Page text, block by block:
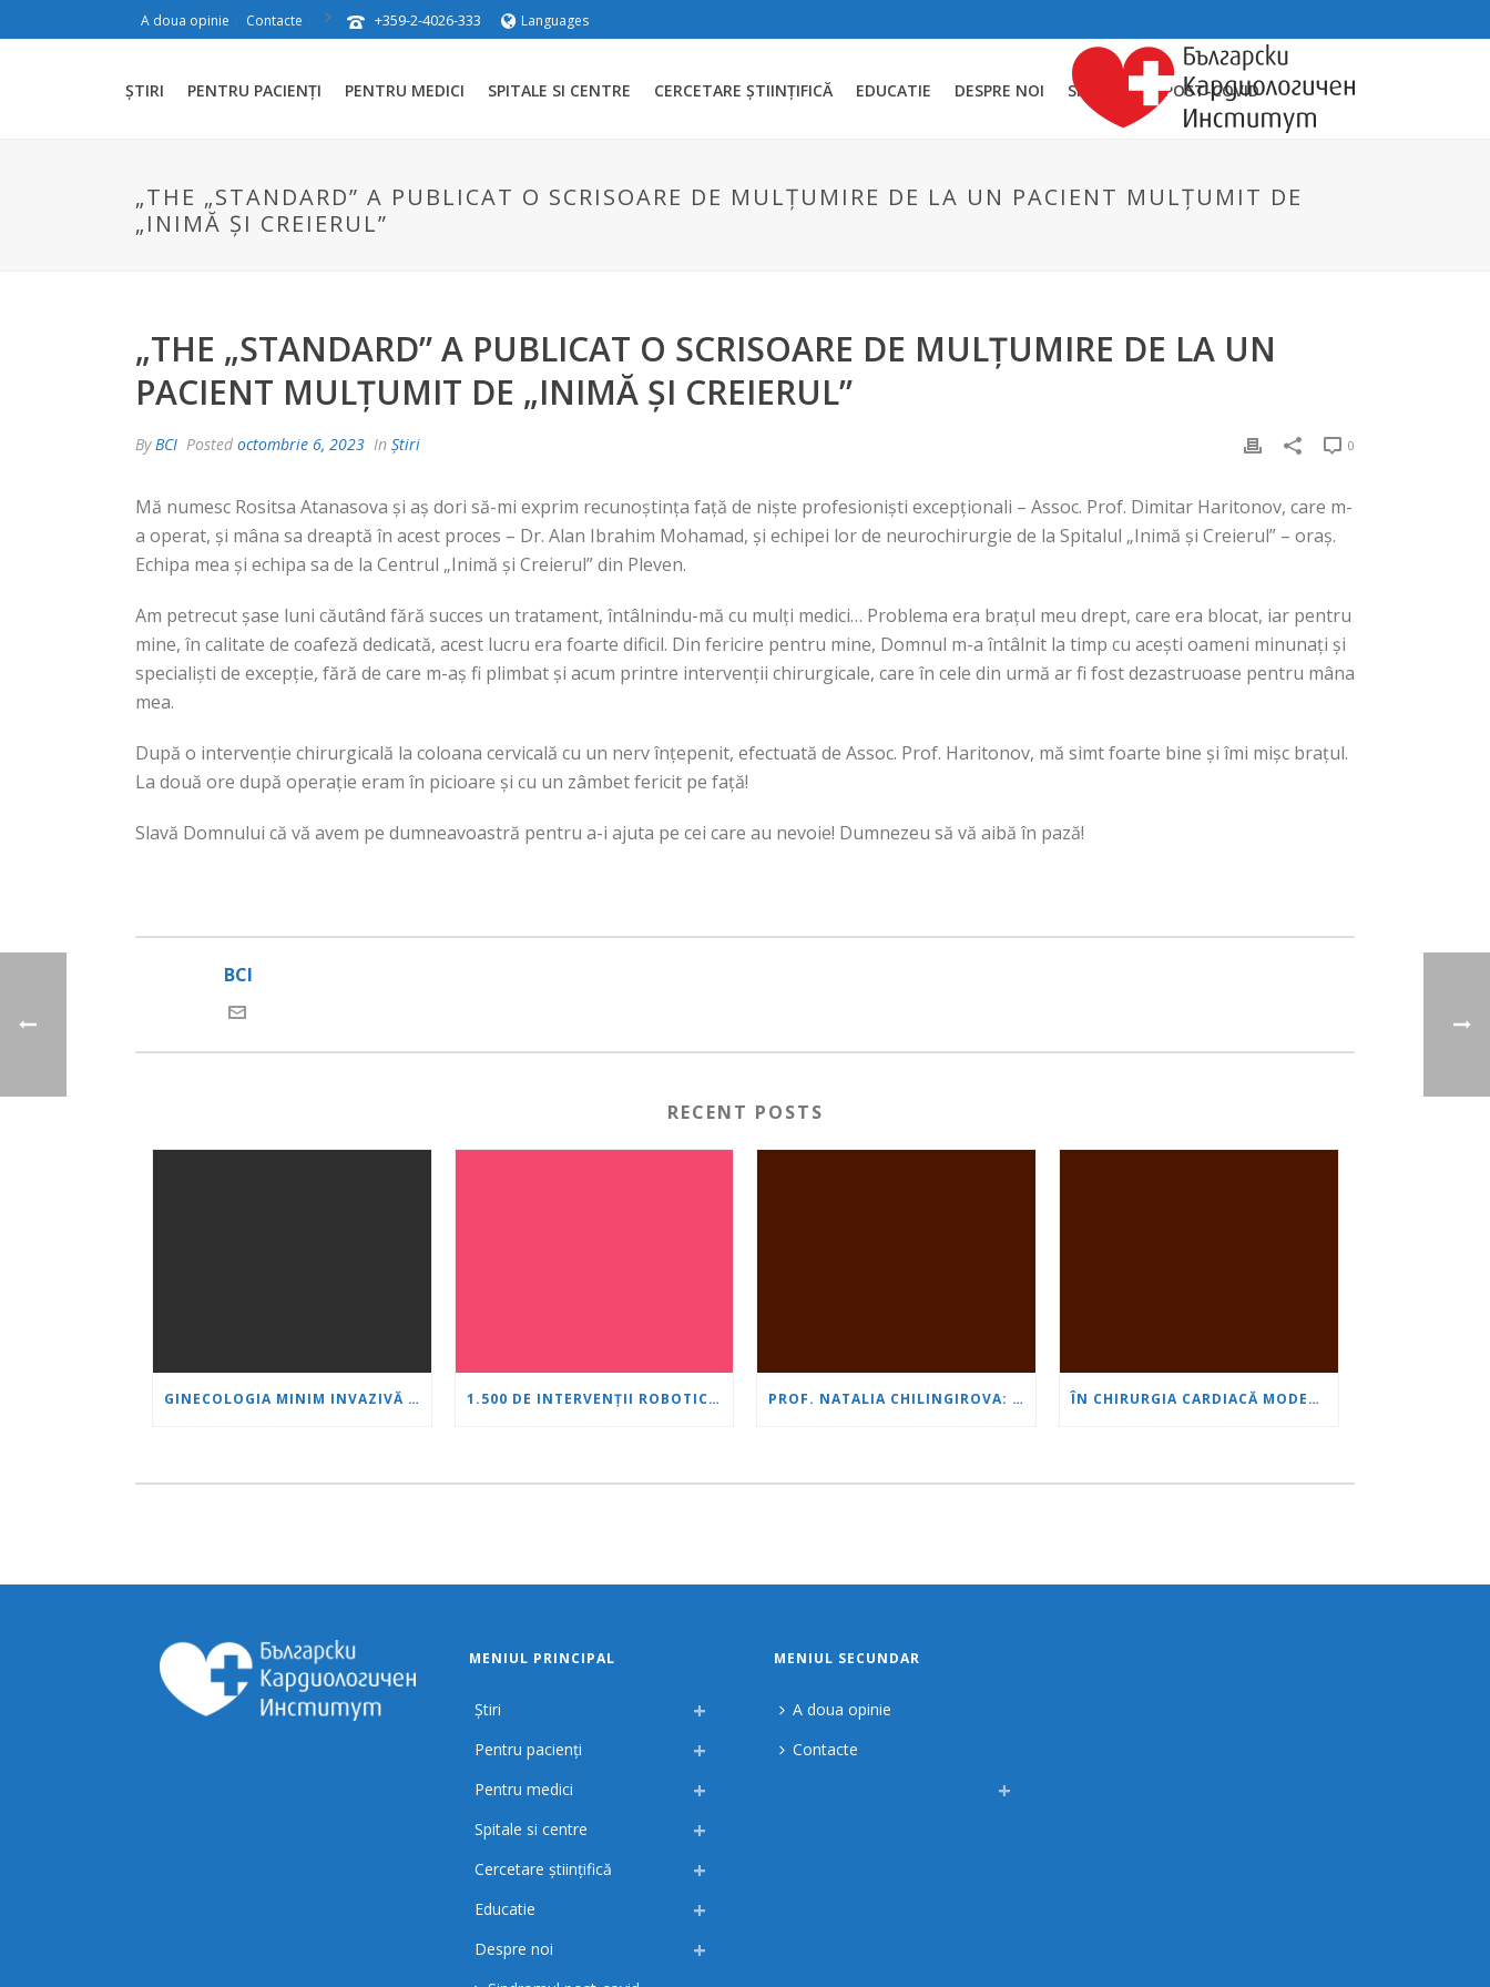
A doua opinie Contacte +359-2-4026-333 Languages
ȘTIRI PENTRU PACIENȚI PENTRU MEDICI SPITALE SI CENTRE CERCETARE ȘTIINȚIFICĂ EDUCATIE DESPRE NOI SINDROMUL POST-COVID
„THE „STANDARD” A PUBLICAT O SCRISOARE DE MULȚUMIRE DE LA UN PACIENT MULȚUMIT DE
„INIMĂ ȘI CREIERUL”
„THE „STANDARD” A PUBLICAT O SCRISOARE DE MULȚUMIRE DE LA UN
PACIENT MULȚUMIT DE „INIMĂ ȘI CREIERUL”
ByBCI Posted octombrie 6, 2023 In Știri 0
Mă numesc Rositsa Atanasova și aș dori să-mi exprim recunoștința față de niște profesioniști excepționali – Assoc. Prof. Dimitar Haritonov, care m-
a operat, și mâna sa dreaptă în acest proces – Dr. Alan Ibrahim Mohamad, și echipei lor de neurochirurgie de la Spitalul „Inimă și Creierul” – oraș.
Echipa mea și echipa sa de la Centrul „Inimă și Creierul” din Pleven.
Am petrecut șase luni căutând fără succes un tratament, întâlnindu-mă cu mulți medici… Problema era brațul meu drept, care era blocat, iar pentru
mine, în calitate de coafeză dedicată, acest lucru era foarte dificil. Din fericire pentru mine, Domnul m-a întâlnit la timp cu acești oameni minunați și
specialiști de excepție, fără de care m-aș fi plimbat și acum printre intervenții chirurgicale, care în cele din urmă ar fi fost dezastruoase pentru mâna
mea.
După o intervenție chirurgicală la coloana cervicală cu un nerv înțepenit, efectuată de Assoc. Prof. Haritonov, mă simt foarte bine și îmi mișc brațul.
La două ore după operație eram în picioare și cu un zâmbet fericit pe față!
Slavă Domnului că vă avem pe dumneavoastră pentru a-i ajuta pe cei care au nevoie! Dumnezeu să vă aibă în pază!
BCI
RECENT POSTS
GINECOLOGIA MINIM INVAZIVĂ CA STANDARD: O NOUĂ GENERAȚIE DE SPECIALIȘTI SE FORMEAZĂ LA „INIMĂ ȘI CREIER“ 1.500 DE INTERVENȚII ROBOTICE CU SISTEMUL DA VINCI: „INIMĂ ȘI CREIER” ÎȘI CONSOLIDEAZĂ POZIȚIA DE LIDER ÎN UROLOGIE PROF. NATALIA CHILINGIROVA: PACIENȚII NOȘTRI SUNT EROI, IAR NOI ÎI AJUTĂM SĂ FACĂ FAȚĂ MAI RAPID ȘI MAI UȘOR ÎN CHIRURGIA CARDIACĂ MODERNĂ MINIM INVAZIVĂ, VÂRSTA ESTE DOAR UN NUMĂR
MENIUL PRINCIPAL
Știri
Pentru pacienți
Pentru medici
Spitale si centre
Cercetare științifică
Educatie
Despre noi
MENIUL SECUNDAR
A doua opinie
Contacte